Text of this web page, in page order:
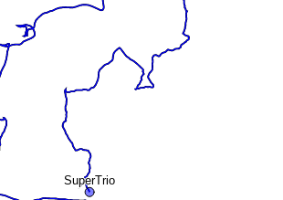
SuperTrio
SuperTrio